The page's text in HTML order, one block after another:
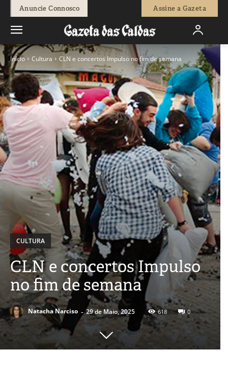
Anuncie Connosco Assine a Gazeta
Início Cultura CLN e concertos Impulso no fim de semana
CULTURA
CLN e concertos Impulso
no fim de semana
Natacha Narciso - 29 de Maio, 2025 618 0